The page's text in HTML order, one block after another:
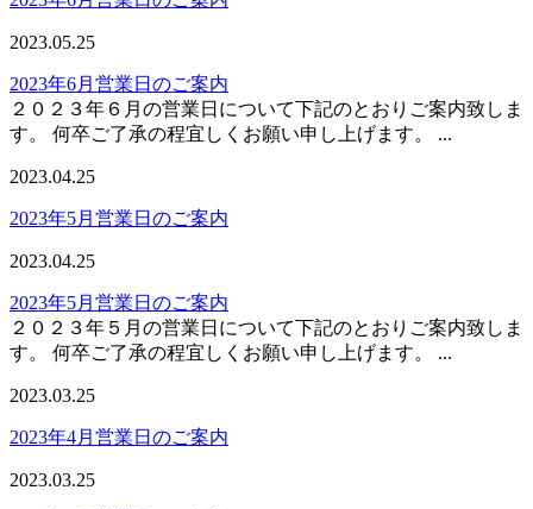
2023.05.25
2023年6月営業日のご案内
２０２３年６月の営業日について下記のとおりご案内致しま
す。 何卒ご了承の程宜しくお願い申し上げます。 ...
2023.04.25
2023年5月営業日のご案内
2023.04.25
2023年5月営業日のご案内
２０２３年５月の営業日について下記のとおりご案内致しま
す。 何卒ご了承の程宜しくお願い申し上げます。 ...
2023.03.25
2023年4月営業日のご案内
2023.03.25